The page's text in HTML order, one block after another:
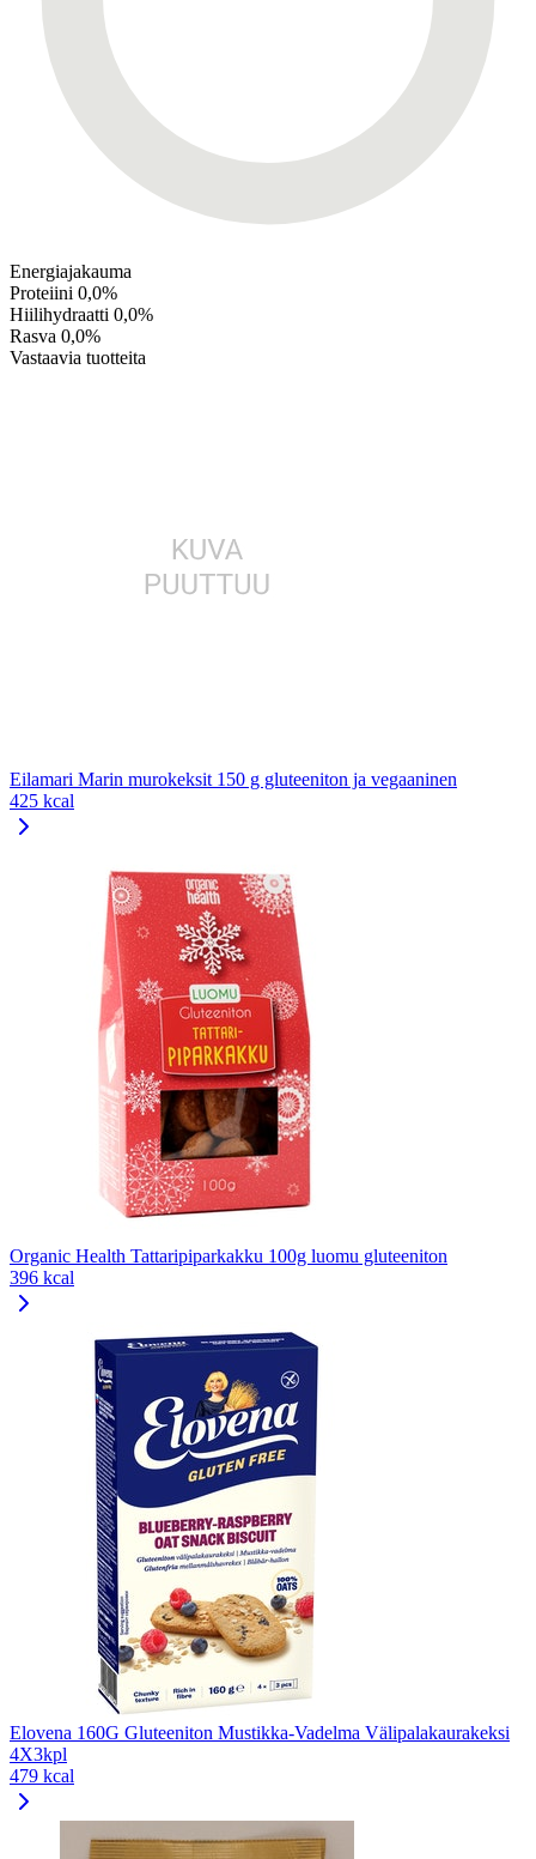
Energiajakauma
Proteiini 0,0%
Hiilihydraatti 0,0%
Rasva 0,0%
Vastaavia tuotteita
Eilamari Marin murokeksit 150 g gluteeniton ja vegaaninen
425 kcal
Organic Health Tattaripiparkakku 100g luomu gluteeniton
396 kcal
Elovena 160G Gluteeniton Mustikka-Vadelma Välipalakaurakeksi
4X3kpl
479 kcal